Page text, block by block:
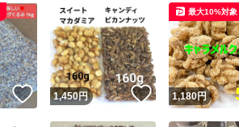
いいね！
1,450円 いいね！
1,180円
最大10%対象